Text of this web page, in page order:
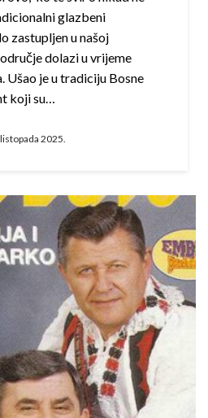
glazbeni
zastupljen u našoj
dolazi u vrijeme
Ušao je u tradiciju Bosne
koji su…
2025.